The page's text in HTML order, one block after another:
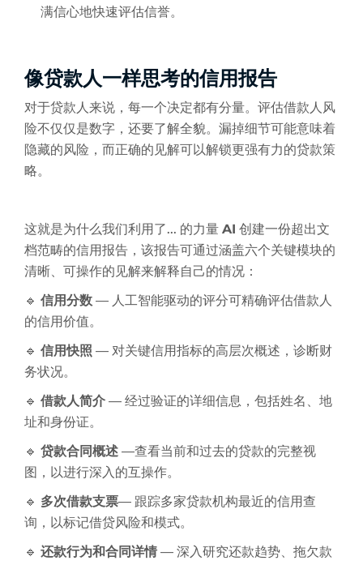
满信心地快速评估信誉。
像贷款人一样思考的信用报告
对于贷款人来说，每一个决定都有分量。评估借款人风
险不仅仅是数字，还要了解全貌。漏掉细节可能意味着
隐藏的风险，而正确的见解可以解锁更强有力的贷款策
略。
这就是为什么我们利用了... 的力量 AI 创建一份超出文
档范畴的信用报告，该报告可通过涵盖六个关键模块的
清晰、可操作的见解来解释自己的情况：
🔹 信用分数 — 人工智能驱动的评分可精确评估借款人
的信用价值。
🔹 信用快照 — 对关键信用指标的高层次概述，诊断财
务状况。
🔹 借款人简介 — 经过验证的详细信息，包括姓名、地
址和身份证。
🔹 贷款合同概述 —查看当前和过去的贷款的完整视
图，以进行深入的互操作。
🔹 多次借款支票— 跟踪多家贷款机构最近的信用查
询，以标记借贷风险和模式。
🔹 还款行为和合同详情 — 深入研究还款趋势、拖欠款